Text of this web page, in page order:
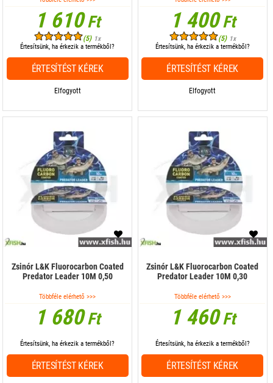
1 610Ft
(5) 1x
Elfogyott
Értesítsünk, ha érkezik a termékből?
ÉRTESÍTÉST KÉREK
1 400Ft
(5) 1x
Elfogyott
Értesítsünk, ha érkezik a termékből?
ÉRTESÍTÉST KÉREK
Zsinór L&K Fluorocarbon Coated
Predator Leader 10M 0,50
Többféle elérhető >>>
1 680Ft
Értesítsünk, ha érkezik a termékből?
ÉRTESÍTÉST KÉREK
Zsinór L&K Fluorocarbon Coated
Predator Leader 10M 0,30
Többféle elérhető >>>
1 460Ft
Értesítsünk, ha érkezik a termékből?
ÉRTESÍTÉST KÉREK